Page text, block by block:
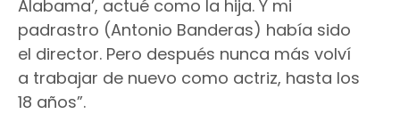
Alabama’, actué como la hija. Y mi
padrastro (Antonio Banderas) había sido
el director. Pero después nunca más volví
a trabajar de nuevo como actriz, hasta los
18 años”.